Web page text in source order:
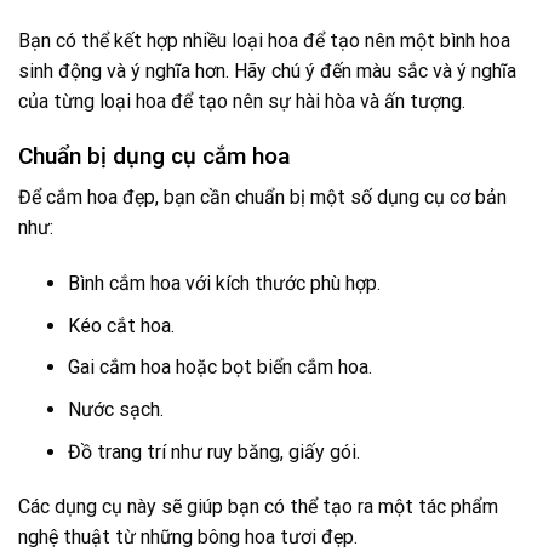
Bạn có thể kết hợp nhiều loại hoa để tạo nên một bình hoa
sinh động và ý nghĩa hơn. Hãy chú ý đến màu sắc và ý nghĩa
của từng loại hoa để tạo nên sự hài hòa và ấn tượng.
Chuẩn bị dụng cụ cắm hoa
Để cắm hoa đẹp, bạn cần chuẩn bị một số dụng cụ cơ bản
như:
Bình cắm hoa với kích thước phù hợp.
Kéo cắt hoa.
Gai cắm hoa hoặc bọt biển cắm hoa.
Nước sạch.
Đồ trang trí như ruy băng, giấy gói.
Các dụng cụ này sẽ giúp bạn có thể tạo ra một tác phẩm
nghệ thuật từ những bông hoa tươi đẹp.